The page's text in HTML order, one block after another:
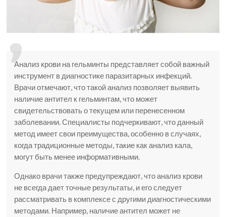
Анализ крови на гельминты представляет собой важный
инструмент в диагностике паразитарных инфекций.
Врачи отмечают, что такой анализ позволяет выявить
наличие антител к гельминтам, что может
свидетельствовать о текущем или перенесенном
заболевании. Специалисты подчеркивают, что данный
метод имеет свои преимущества, особенно в случаях,
когда традиционные методы, такие как анализ кала,
могут быть менее информативными.
Однако врачи также предупреждают, что анализ крови
не всегда дает точные результаты, и его следует
рассматривать в комплексе с другими диагностическими
методами. Например, наличие антител может не